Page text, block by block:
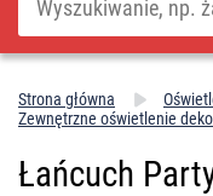
Strona główna
Zewnętrzne oświetlenie
Łańcuch